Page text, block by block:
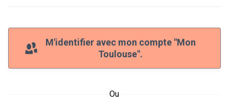
M'identifier avec mon compte "Mon
Toulouse".
Ou